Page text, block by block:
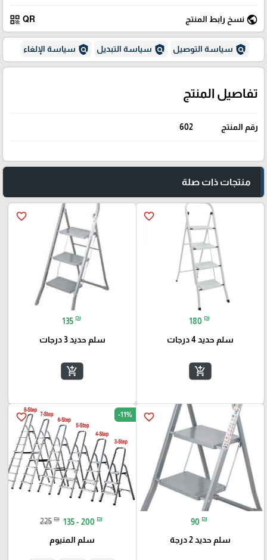
public نسخ رابط المنتج QR
qr_code
policy سياسة التوصيل policy سياسة التبديل policy سياسة الإلغاء
تفاصيل المنتج
رقم المنتج 602
منتجات ذات صلة
favorite_border
180 ₪
سلم حديد 4 درجات
add_shopping_cart
favorite_border
135 ₪
سلم حديد 3 درجات
add_shopping_cart
favorite_border
90 ₪
سلم حديد 2 درجة
favorite_border -11%
225 ₪ 135 - 200 ₪
سلم المنيوم